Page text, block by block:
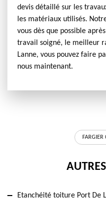
devis détaillé sur les
les matériaux utilisés.
vous dès que possible
travail soigné, le meilleur
Lanne, vous pouvez faire
nous maintenant.
FARGIER
Etanchéité toiture Port De